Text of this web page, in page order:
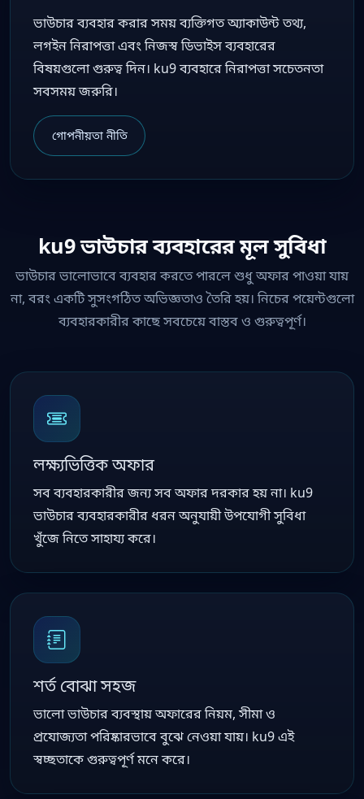
ভাউচার ব্যবহার করার সময় ব্যক্তিগত অ্যাকাউন্ট তথ্য,
লগইন নিরাপত্তা এবং নিজস্ব ডিভাইস ব্যবহারের
বিষয়গুলো গুরুত্ব দিন। ku9 ব্যবহারে নিরাপত্তা সচেতনতা
সবসময় জরুরি।
গোপনীয়তা নীতি
ku9 ভাউচার ব্যবহারের মূল সুবিধা
ভাউচার ভালোভাবে ব্যবহার করতে পারলে শুধু অফার পাওয়া যায়
না, বরং একটি সুসংগঠিত অভিজ্ঞতাও তৈরি হয়। নিচের পয়েন্টগুলো
ব্যবহারকারীর কাছে সবচেয়ে বাস্তব ও গুরুত্বপূর্ণ।
লক্ষ্যভিত্তিক অফার
সব ব্যবহারকারীর জন্য সব অফার দরকার হয় না। ku9
ভাউচার ব্যবহারকারীর ধরন অনুযায়ী উপযোগী সুবিধা
খুঁজে নিতে সাহায্য করে।
শর্ত বোঝা সহজ
ভালো ভাউচার ব্যবস্থায় অফারের নিয়ম, সীমা ও
প্রযোজ্যতা পরিষ্কারভাবে বুঝে নেওয়া যায়। ku9 এই
স্বচ্ছতাকে গুরুত্বপূর্ণ মনে করে।